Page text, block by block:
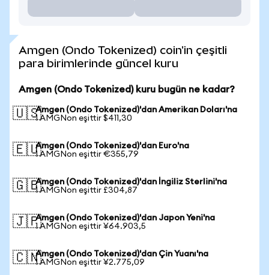
Amgen (Ondo Tokenized) coin'in çeşitli
para birimlerinde güncel kuru
Amgen (Ondo Tokenized) kuru bugün ne kadar?
🇺🇸Amgen (Ondo Tokenized)'dan Amerikan Doları'na
1 AMGNon eşittir $411,30
🇪🇺Amgen (Ondo Tokenized)'dan Euro'na
1 AMGNon eşittir €355,79
🇬🇧Amgen (Ondo Tokenized)'dan İngiliz Sterlini'na
1 AMGNon eşittir £304,87
🇯🇵Amgen (Ondo Tokenized)'dan Japon Yeni'na
1 AMGNon eşittir ¥64.903,5
🇨🇳Amgen (Ondo Tokenized)'dan Çin Yuanı'na
1 AMGNon eşittir ¥2.775,09